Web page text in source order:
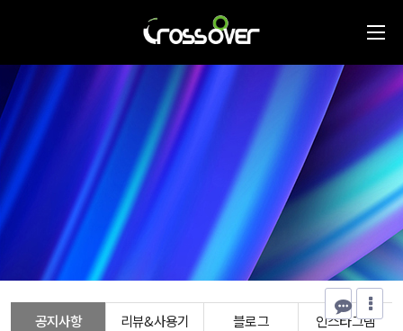
공지사항 리뷰&사용기 블로그 인스타그램